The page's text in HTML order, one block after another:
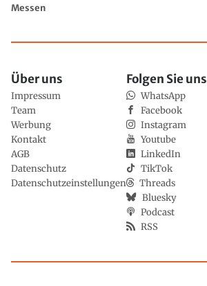
Messen
Über uns
Impressum
Team
Werbung
Kontakt
AGB
Datenschutz
Datenschutzeinstellungen
Folgen Sie uns
WhatsApp
Facebook
Instagram
Youtube
LinkedIn
TikTok
Threads
Bluesky
Podcast
RSS